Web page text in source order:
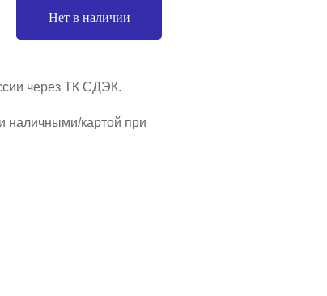
Нет в наличии
через ТК СДЭК.
наличными/картой при